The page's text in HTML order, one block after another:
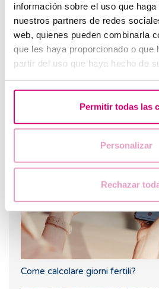
información sobre el uso que
nuestros partners de redes
web, quienes pueden combinarla
que les haya proporcionado o que
partir del uso que haya hecho de
Permitir todas las
Personalizar
Rechazar
Quando fare un test di
Come calcolare giorni fertili?